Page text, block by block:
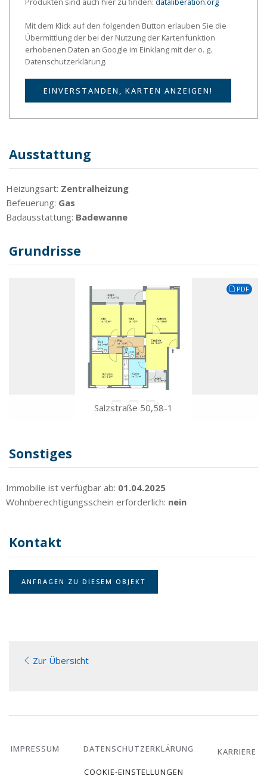
Mit dem Klick auf den folgenden Button erlauben Sie die
Übermittlung der bei der Nutzung der Kartenfunktion
erhobenen Daten an Google im Einklang mit der o. g.
Datenschutzerklärung.
EINVERSTANDEN, KARTEN ANZEIGEN!
Ausstattung
Heizungsart: Zentralheizung
Befeuerung: Gas
Badausstattung: Badewanne
Grundrisse
Salzstraße 50,58-1
PDF
Sonstiges
Immobilie ist verfügbar ab: 01.04.2025
Wohnberechtigungsschein erforderlich: nein
Kontakt
ANFRAGEN ZU DIESEM OBJEKT
Zur Übersicht
IMPRESSUM DATENSCHUTZERKLÄRUNG
KARRIERE
COOKIE-EINSTELLUNGEN